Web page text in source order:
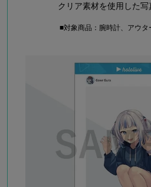
クリア素材を使用した
■対象商品：腕時計、アウタ